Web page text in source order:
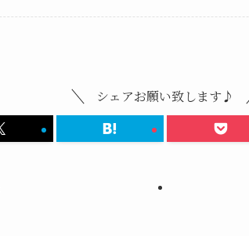
シェアお願い致します♪